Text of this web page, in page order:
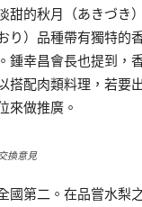
甜的秋月（あきづき
り）品種帶有獨特的
鍾幸昌會長也提到，
搭配肉類料理，若要
來做推廣。
換意見
國第二。在品嘗水梨